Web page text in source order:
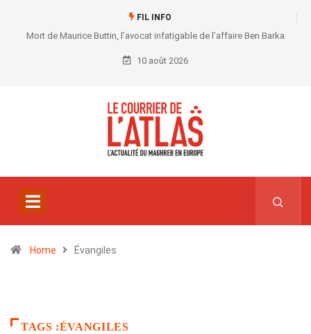
FIL INFO
Mort de Maurice Buttin, l’avocat infatigable de l’affaire Ben Barka
10 août 2026
Home Évangiles
TAGS :ÉVANGILES